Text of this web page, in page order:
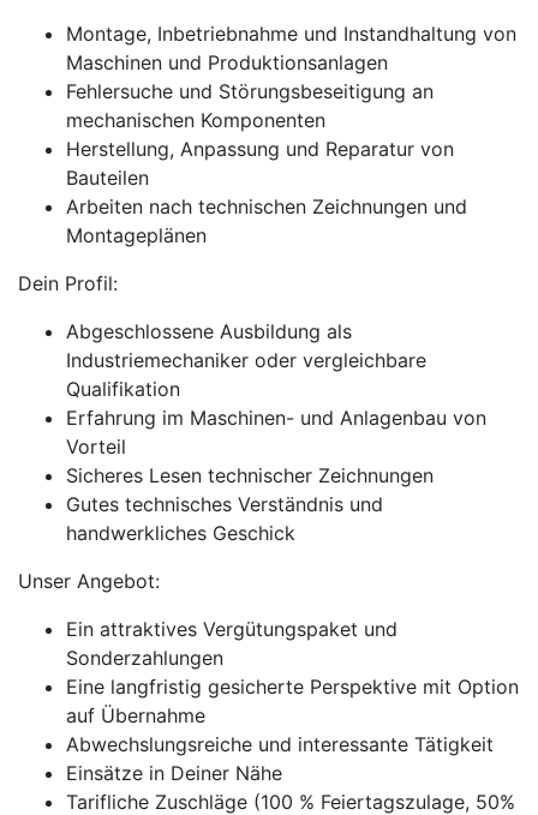
Montage, Inbetriebnahme und Instandhaltung von
Maschinen und Produktionsanlagen
Fehlersuche und Störungsbeseitigung an
mechanischen Komponenten
Herstellung, Anpassung und Reparatur von
Bauteilen
Arbeiten nach technischen Zeichnungen und
Montageplänen
Dein Profil:
Abgeschlossene Ausbildung als
Industriemechaniker oder vergleichbare
Qualifikation
Erfahrung im Maschinen- und Anlagenbau von
Vorteil
Sicheres Lesen technischer Zeichnungen
Gutes technisches Verständnis und
handwerkliches Geschick
Unser Angebot:
Ein attraktives Vergütungspaket und
Sonderzahlungen
Eine langfristig gesicherte Perspektive mit Option
auf Übernahme
Abwechslungsreiche und interessante Tätigkeit
Einsätze in Deiner Nähe
Tarifliche Zuschläge (100 % Feiertagszulage, 50%